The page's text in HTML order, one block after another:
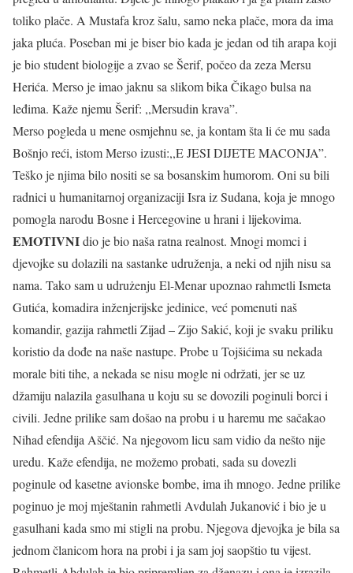
toliko plače. A Mustafa kroz šalu, samo neka plače, mora da ima
jaka pluća. Poseban mi je biser bio kada je jedan od tih arapa koji
je bio student biologije a zvao se Šerif, počeo da zeza Mersu
Herića. Merso je imao jaknu sa slikom bika Čikago bulsa na
leđima. Kaže njemu Šerif: ,,Mersudin krava”.
Merso pogleda u mene osmjehnu se, ja kontam šta li će mu sada
Bošnjo reći, istom Merso izusti:,,E JESI DIJETE MACONJA”.
Teško je njima bilo nositi se sa bosanskim humorom. Oni su bili
radnici u humanitarnoj organizaciji Isra iz Sudana, koja je mnogo
pomogla narodu Bosne i Hercegovine u hrani i lijekovima.
EMOTIVNIdio je bio naša ratna realnost. Mnogi momci i
djevojke su dolazili na sastanke udruženja, a neki od njih nisu sa
nama. Tako sam u udrużenju El-Menar upoznao rahmetli Ismeta
Gutića, komadira inženjerijske jedinice, već pomenuti naš
komandir, gazija rahmetli Zijad – Zijo Sakić, koji je svaku priliku
koristio da dođe na naše nastupe. Probe u Tojšićima su nekada
morale biti tihe, a nekada se nisu mogle ni održati, jer se uz
džamiju nalazila gasulhana u koju su se dovozili poginuli borci i
civili. Jedne prilike sam došao na probu i u haremu me sačakao
Nihad efendija Aščić. Na njegovom licu sam vidio da nešto nije
uredu. Kaže efendija, ne možemo probati, sada su dovezli
poginule od kasetne avionske bombe, ima ih mnogo. Jedne prilike
poginuo je moj mještanin rahmetli Avdulah Jukanović i bio je u
gasulhani kada smo mi stigli na probu. Njegova djevojka je bila sa
jednom članicom hora na probi i ja sam joj saopštio tu vijest.